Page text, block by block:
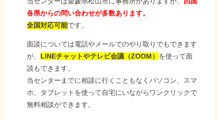
各県からの問い合わせが多数あります。
全国対応可能です。
面談については電話やメールでのやり取りでもできます
が、 LINEチャットやテレビ会議（ZOOM） を使って面
談もできます。
当センターまでに相談に行くこともなくパソコン、スマ
ホ、タブレットを使って自宅にいながらワンクリックで
無料相談ができます。